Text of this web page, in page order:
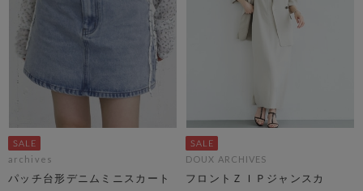
archives
パッチ台形デニムミニスカート
DOUX ARCHIVES
フロントＺＩＰジャンスカ